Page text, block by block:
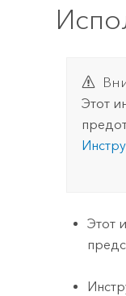
Этот
Этот